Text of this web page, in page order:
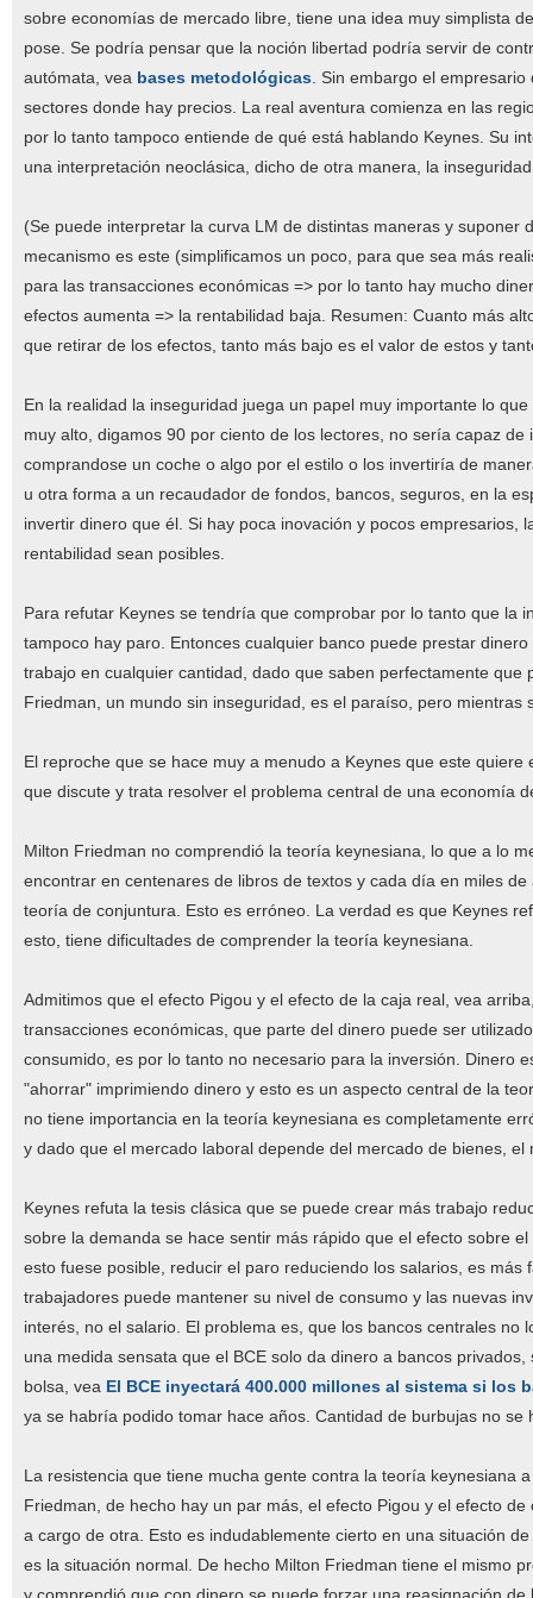
sobre economías de mercado libre, tiene una idea muy simplista
pose. Se podría pensar que la noción libertad podría servir de
autómata, vea bases metodológicas. Sin embargo el
sectores donde hay precios. La real aventura comienza en las
por lo tanto tampoco entiende de qué está hablando Keynes. Su
una interpretación neoclásica, dicho de otra manera, la
(Se puede interpretar la curva LM de distintas maneras y
mecanismo es este (simplificamos un poco, para que sea más
para las transacciones económicas => por lo tanto hay mucho
efectos aumenta => la rentabilidad baja. Resumen: Cuanto más
que retirar de los efectos, tanto más bajo es el valor de estos y
En la realidad la inseguridad juega un papel muy importante lo
muy alto, digamos 90 por ciento de los lectores, no sería capaz
comprandose un coche o algo por el estilo o los invertiría de
u otra forma a un recaudador de fondos, bancos, seguros, en la
invertir dinero que él. Si hay poca inovación y pocos
rentabilidad sean posibles.
Para refutar Keynes se tendría que comprobar por lo tanto que la
tampoco hay paro. Entonces cualquier banco puede prestar
trabajo en cualquier cantidad, dado que saben perfectamente
Friedman, un mundo sin inseguridad, es el paraíso, pero
El reproche que se hace muy a menudo a Keynes que este
que discute y trata resolver el problema central de una economía
Milton Friedman no comprendió la teoría keynesiana, lo que a lo
encontrar en centenares de libros de textos y cada día en miles
teoría de conjuntura. Esto es erróneo. La verdad es que Keynes
esto, tiene dificultades de comprender la teoría keynesiana.
Admitimos que el efecto Pigou y el efecto de la caja real, vea
transacciones económicas, que parte del dinero puede ser
consumido, es por lo tanto no necesario para la inversión. Dinero
"ahorrar" imprimiendo dinero y esto es un aspecto central de la
no tiene importancia en la teoría keynesiana es completamente
y dado que el mercado laboral depende del mercado de bienes,
Keynes refuta la tesis clásica que se puede crear más trabajo
sobre la demanda se hace sentir más rápido que el efecto sobre
esto fuese posible, reducir el paro reduciendo los salarios, es
trabajadores puede mantener su nivel de consumo y las nuevas
interés, no el salario. El problema es, que los bancos centrales
una medida sensata que el BCE solo da dinero a bancos
bolsa, vea El BCE inyectará 400.000 millones al sistema si los
ya se habría podido tomar hace años. Cantidad de burbujas no se
La resistencia que tiene mucha gente contra la teoría keynesiana
Friedman, de hecho hay un par más, el efecto Pigou y el efecto
a cargo de otra. Esto es indudablemente cierto en una situación
es la situación normal. De hecho Milton Friedman tiene el mismo